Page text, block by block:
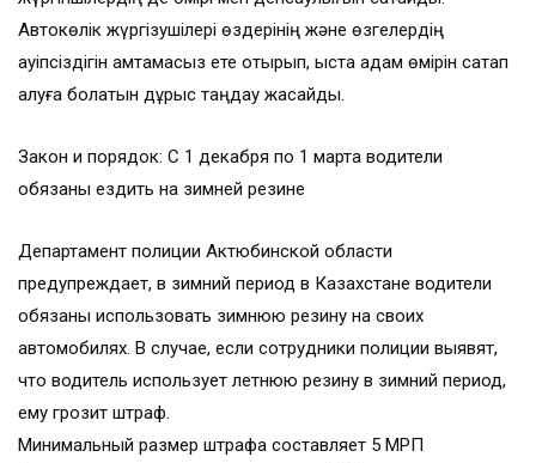
Автокөлік жүргізушілері өздерінің және өзгелердің
қауіпсіздігін қамтамасыз ете отырып, қыста адам өмірін сақтап
қалуға болатын дұрыс таңдау жасайды.
Закон и порядок: С 1 декабря по 1 марта водители
обязаны ездить на зимней резине
​Департамент полиции Актюбинской области
предупреждает, в зимний период в Казахстане водители
обязаны использовать зимнюю резину на своих
автомобилях. В случае, если сотрудники полиции выявят,
что водитель использует летнюю резину в зимний период,
ему грозит штраф.
Минимальный размер штрафа составляет 5 МРП